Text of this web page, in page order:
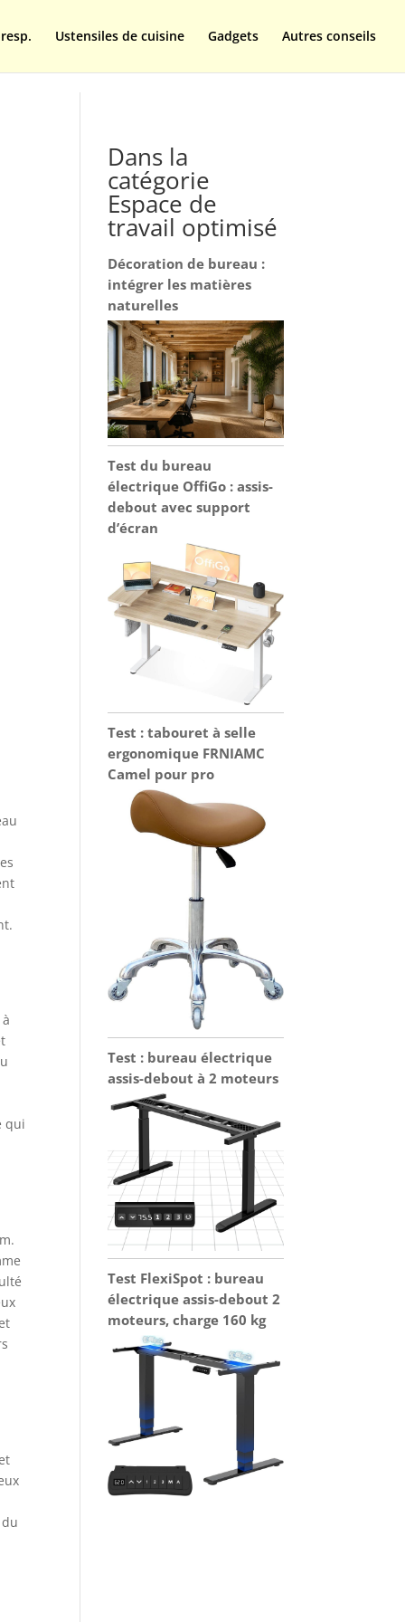
Ustensiles de cuisine Gadgets Autres conseils
qui
Dans la
catégorie
Espace de
travail optimisé
Décoration de bureau :
intégrer les matières
naturelles
Test du bureau
électrique OffiGo : assis-
debout avec support
d’écran
Test : tabouret à selle
ergonomique FRNIAMC
Camel pour pro
Test : bureau électrique
assis-debout à 2 moteurs
Test FlexiSpot : bureau
électrique assis-debout 2
moteurs, charge 160 kg